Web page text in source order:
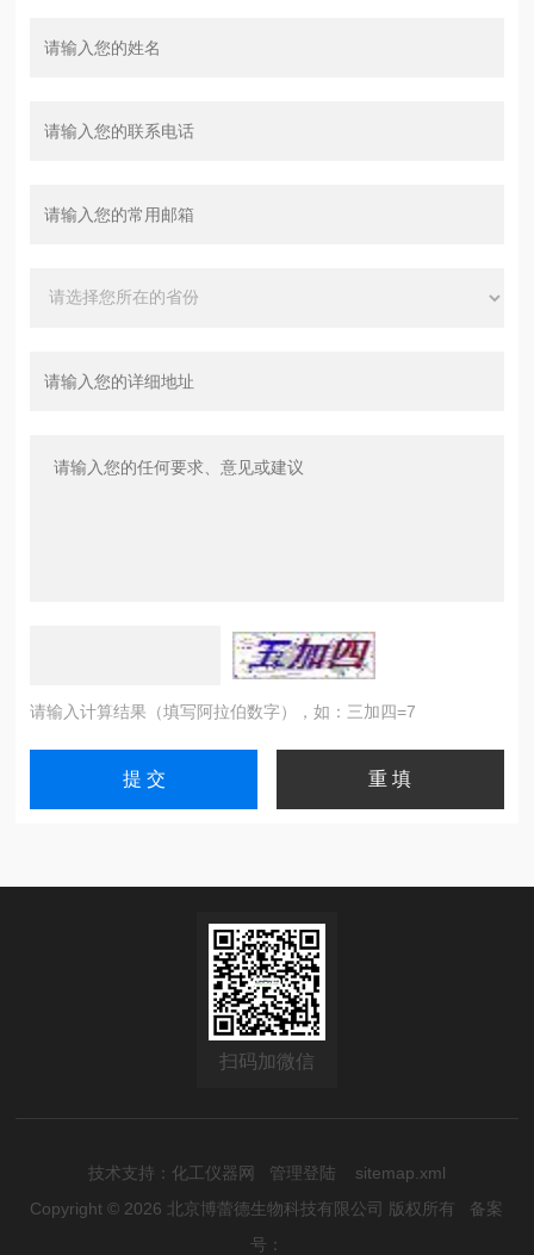
请输入计算结果（填写阿拉伯数字），如：三加四=7
扫码加微信
技术支持： 化工仪器网 管理登陆
sitemap.xml
Copyright © 2026 北京博蕾德生物科技有限公司 版权所有 备案
号：